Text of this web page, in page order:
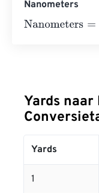
Nanometers
Nanometers= 10
Yards
Yards
1